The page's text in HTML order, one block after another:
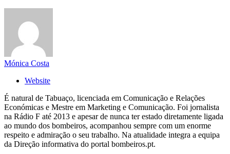
Mónica Costa
Website
É natural de Tabuaço, licenciada em Comunicação e Relações
Económicas e Mestre em Marketing e Comunicação. Foi jornalista
na Rádio F até 2013 e apesar de nunca ter estado diretamente ligada
ao mundo dos bombeiros, acompanhou sempre com um enorme
respeito e admiração o seu trabalho. Na atualidade integra a equipa
da Direção informativa do portal bombeiros.pt.